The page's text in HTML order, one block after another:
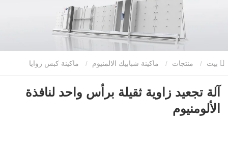
منتجات ماكينة شبابيك الالمنيوم ماكينة كبس زوايا
الالمنيوم
آلة تجعيد زاوية ثقيلة برأس واحد لنافذة
الألومنيوم